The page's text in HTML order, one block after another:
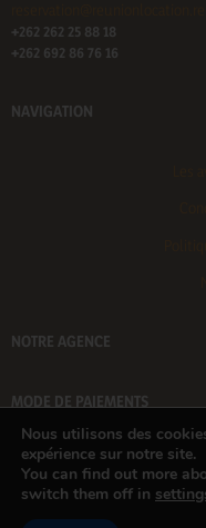
+262 262 25 88 18
+262 692 86 76 16
NAVIGATION
NOTRE AGENCE
MODE DE PAIEMENTS
Réunion Location, 22 Rue Evenor
16 – Email :
Nous utilisons des
expérience sur notre site.
You can find out more
switch them off in